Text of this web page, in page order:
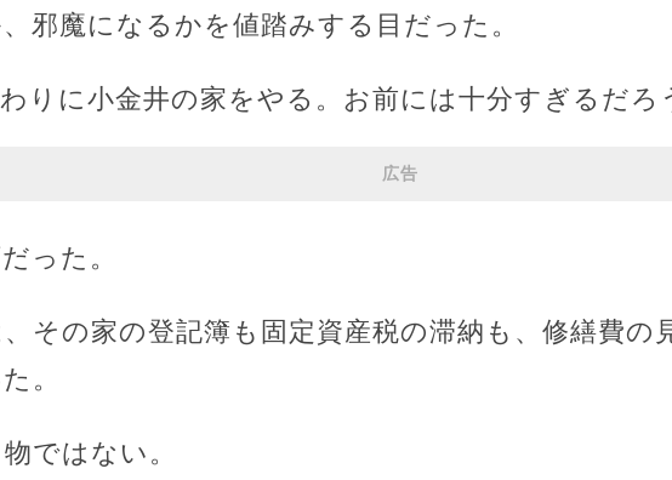
邪魔になるかを値踏みする目だった。
わりに小金井の家をやる。お前には十分すぎるだろ
広告
った。
その家の登記簿も固定資産税の滞納も、修繕費の
。
ではない。